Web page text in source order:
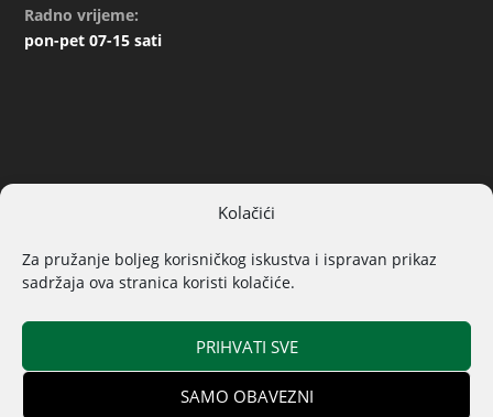
Kolačići
Za pružanje boljeg korisničkog iskustva i ispravan prikaz
sadržaja ova stranica koristi kolačiće.
PRIHVATI SVE
SAMO OBAVEZNI
Radno vrijeme:
pon-pet 07-15 sati
Općina Donji Kraljevec© 2019. Sva prava pridržana | Izrada